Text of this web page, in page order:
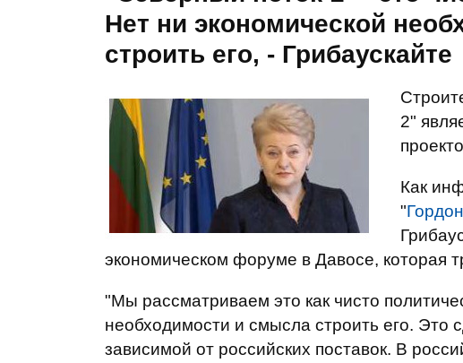
Нет ни экономической
строить его, - Грибаускайте
2"
Как
"Гордон
экономическом форуме в Давосе, которая
"Мы рассматриваем это как чисто
необходимости и смысла строить его. Это
зависимой от российских поставок. В